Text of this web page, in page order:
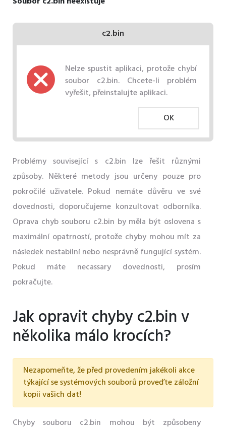
c2.bin
Nelze spustit aplikaci, protože chybí
soubor c2.bin. Chcete-li problém
vyřešit, přeinstalujte aplikaci.
OK
Problémy související s c2.bin lze řešit různými
způsoby. Některé metody jsou určeny pouze pro
pokročilé uživatele. Pokud nemáte důvěru ve své
dovednosti, doporučujeme konzultovat odborníka.
Oprava chyb souboru c2.bin by měla být oslovena s
maximální opatrností, protože chyby mohou mít za
následek nestabilní nebo nesprávně fungující systém.
Pokud máte necassary dovednosti, prosím
pokračujte.
Jak opravit chyby c2.bin v
několika málo krocích?
Nezapomeňte, že před provedením jakékoli akce
týkající se systémových souborů proveďte záložní
kopii vašich dat!
Chyby souboru c2.bin mohou být způsobeny